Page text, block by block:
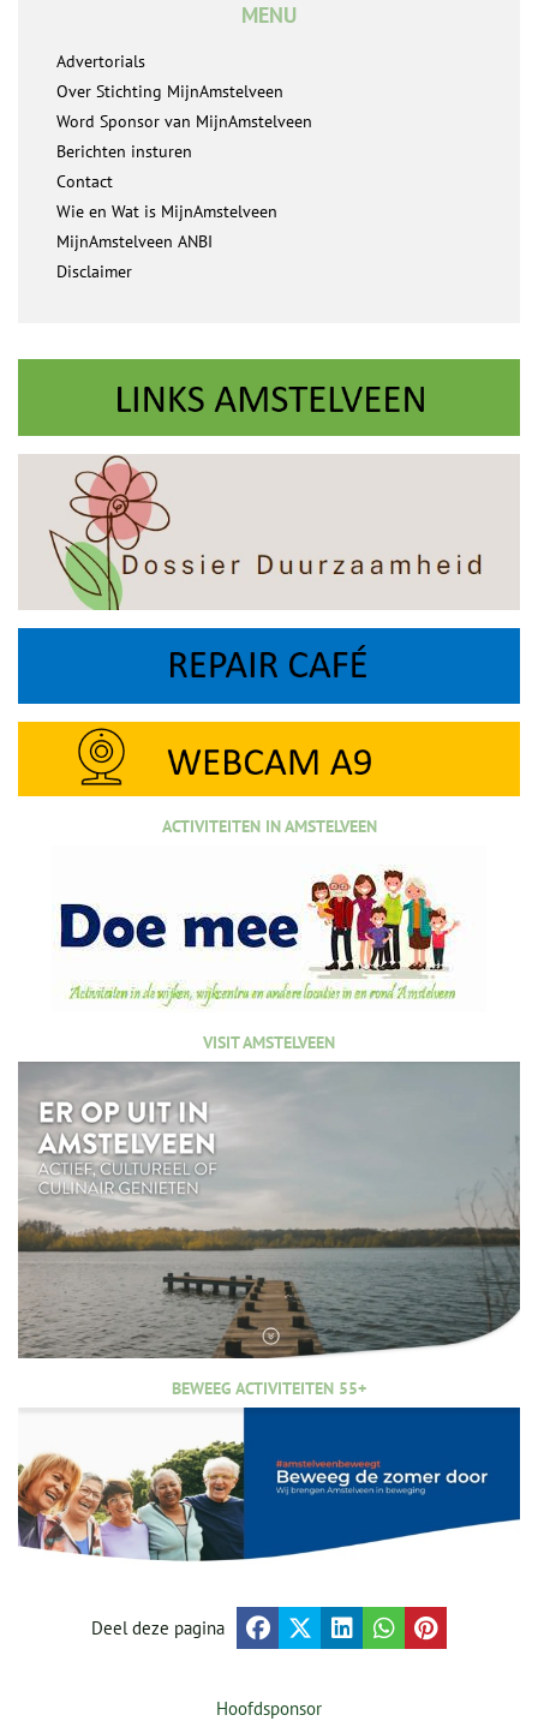
MENU
Advertorials
Over Stichting MijnAmstelveen
Word Sponsor van MijnAmstelveen
Berichten insturen
Contact
Wie en Wat is MijnAmstelveen
MijnAmstelveen ANBI
Disclaimer
ACTIVITEITEN IN AMSTELVEEN
VISIT AMSTELVEEN
BEWEEG ACTIVITEITEN 55+
Deel deze pagina
Hoofdsponsor